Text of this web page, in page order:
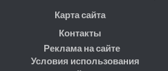
Карта сайта
Контакты
Реклама на сайте
Условия использования